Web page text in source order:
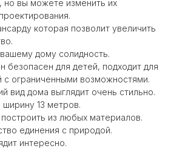
но вы можете изменить их
которая позволит увеличить
дому солидность.
для детей, подходит для
ограниченными возможностями.
вид дома выглядит очень стильно.
13 метров.
из любых материалов.
единения с природой.
интересно.